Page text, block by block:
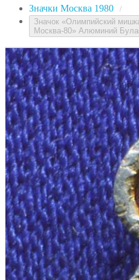
Значки Москва 1980 /
Значок «Олимпийский
Москва-80» Алюминий